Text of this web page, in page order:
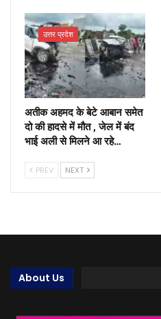
उत्तर प्रदेश
अतीक अहमद के बेटे आबान समेत
दो की हादसे में मौत , जेल में बंद
भाई अली से मिलने आ रहे…
PREV NEXT
About Us